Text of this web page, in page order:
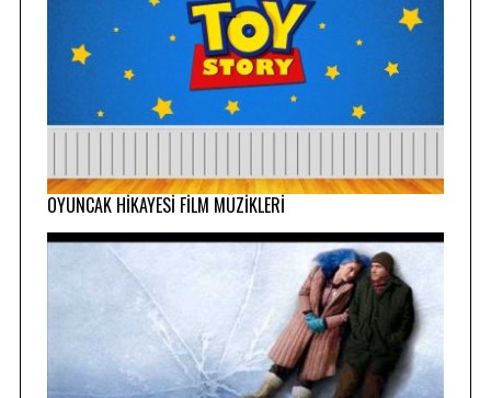
OYUNCAK HİKAYESİ FİLM MÜZİKLERİ